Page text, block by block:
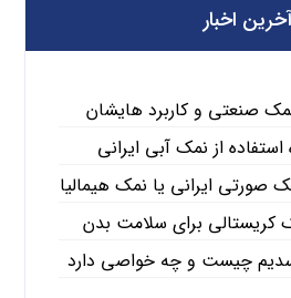
اخبار
صنعتی و کاربرد هایشان
از نمک آبی ایرانی
صورتی ایرانی یا نمک هیمالیا
برای سلامت بدن
چیست و چه خواصی دارد